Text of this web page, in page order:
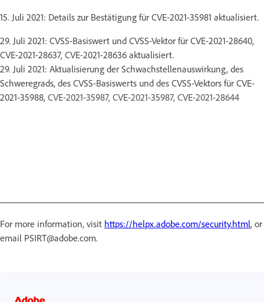
15. Juli 2021: Details zur Bestätigung für CVE-2021-35981 aktualisiert.
29. Juli 2021: CVSS-Basiswert und CVSS-Vektor für CVE-2021-28640,
CVE-2021-28637, CVE-2021-28636 aktualisiert.
29. Juli 2021: Aktualisierung der Schwachstellenauswirkung, des
Schweregrads, des CVSS-Basiswerts und des CVSS-Vektors für CVE-
2021-35988, CVE-2021-35987, CVE-2021-35987, CVE-2021-28644
For more information, visit https://helpx.adobe.com/security.html, or
email PSIRT@adobe.com.